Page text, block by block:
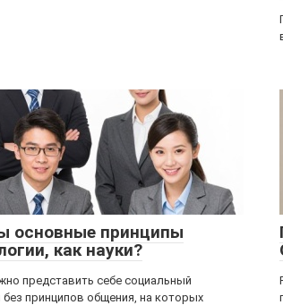
основные принципы
как науки?
представить себе социальный
без принципов общения, на которых